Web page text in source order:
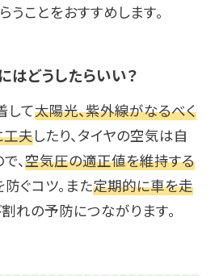
うことをおすすめします。
はどうしたらいい？
して太陽光、紫外線がなるべく
工夫したり、タイヤの空気は自
、空気圧の適正値を維持する
ぐコツ。また定期的に車を走
れの予防につながります。